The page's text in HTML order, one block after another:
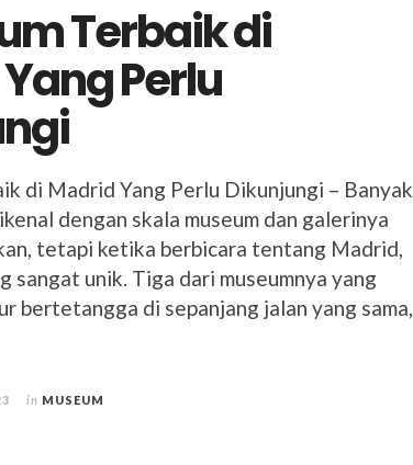
Terbaik di
Perlu
di Madrid Yang Perlu Dikunjungi – Banyak
dengan skala museum dan galerinya
tetapi ketika berbicara tentang Madrid,
sangat unik. Tiga dari museumnya yang
bertetangga di sepanjang jalan yang sama,
in MUSEUM